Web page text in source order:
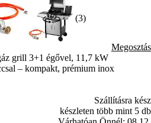
(3)
Megosztás
grill 3+1 égővel, 11,7 kW
– kompakt, prémium inox
Szállításra kész
készleten több mint 5 db